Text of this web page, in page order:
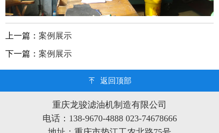
上一篇：案例展示
下一篇：案例展示
返回顶部
重庆龙骏滤油机制造有限公司
电话：138-9670-4888 023-74678666